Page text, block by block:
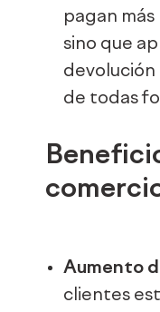
pagan
sino que
devolución
de todas
Aumento
clientes